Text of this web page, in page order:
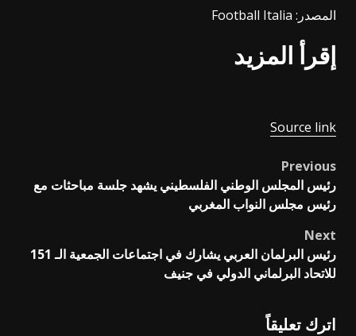
المصدر: Football Italia
إقرأ المزيد
Source link
Post
navigation
Previous
رئيس المجلس الوطني الفلسطيني يشهد جلسة مباحثات مع
رئيس مجلس النواب المغربي
Next
رئيس البرلمان العربي يشارك في اجتماعات الجمعية الـ 151
للاتحاد البرلماني الدولي في جنيف
اترك تعليقاً